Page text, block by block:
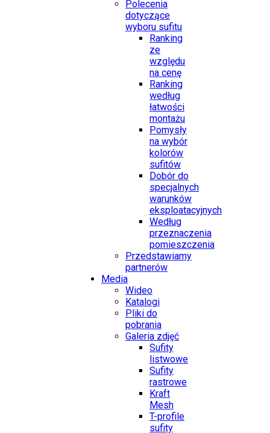
Polecenia
dotyczące
wyboru sufitu
Ranking
ze
względu
na cenę
Ranking
według
łatwości
montażu
Pomysły
na wybór
kolorów
sufitów
Dobór do
specjalnych
warunków
eksploatacyjnych
Według
przeznaczenia
pomieszczenia
Przedstawiamy
partnerów
Media
Wideo
Katalogi
Pliki do
pobrania
Galeria zdjęć
Sufity
listwowe
Sufity
rastrowe
Kraft
Mesh
T-profile
sufity